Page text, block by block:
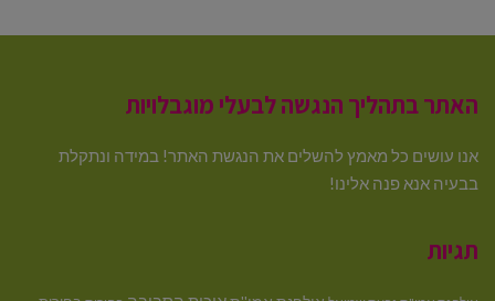
האתר בתהליך הנגשה לבעלי מוגבלויות
אנו עושים כל מאמץ להשלים את הנגשת האתר! במידה ונתקלת
בבעיה אנא פנה אלינו!
תגיות